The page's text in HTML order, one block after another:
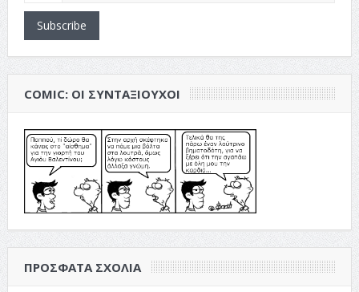
Subscribe
COMIC: ΟΙ ΣΥΝΤΑΞΙΟΎΧΟΙ
ΠΡΌΣΦΑΤΑ ΣΧΌΛΙΑ